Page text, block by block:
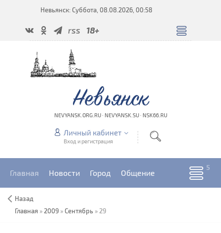
Невьянск: Суббота, 08.08.2026, 00:58
rss 18+
Невьянск
NEVYANSK.ORG.RU · NEVYANSK.SU · NSK66.RU
Личный кабинет
Вход и регистрация
Главная Новости Город Общение
Назад
Главная » 2009 »Сентябрь » 29